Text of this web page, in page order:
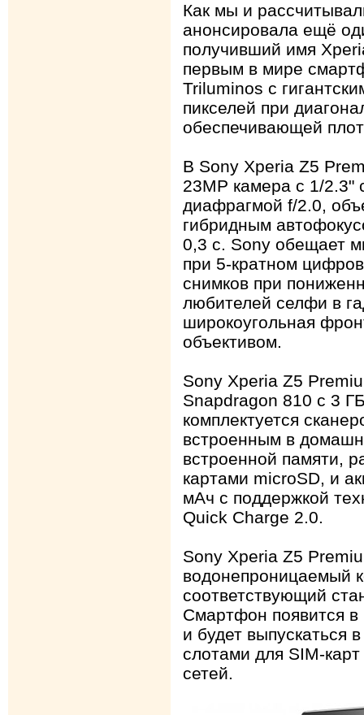
Как мы и
анонсировала ещё
получивший имя
первым в мире
Triluminos с
пикселей при
обеспечивающей
В Sony Xperia Z5
23МР камера с 1/2.3"
диафрагмой f/2.0,
гибридным
0,3 с. Sony обещает
при 5-кратном
снимков при
любителей селфи в
широкоугольная
объективом.
Sony Xperia Z5
Snapdragon 810 с 3
комплектуется
встроенным в
встроенной памяти,
картами microSD, и
мАч с поддержкой
Quick Charge 2.0.
Sony Xperia Z5
водонепроницаемый
соответствующий
Смартфон появится
и будет выпускаться
слотами для SIM-
сетей.